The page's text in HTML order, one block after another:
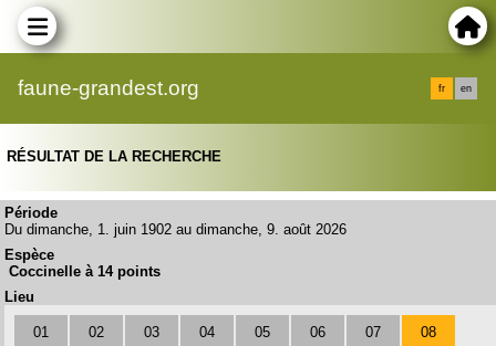
faune-grandest.org fr en
RÉSULTAT DE LA RECHERCHE
Période
Du dimanche, 1. juin 1902 au dimanche, 9. août 2026
Espèce
Coccinelle à 14 points
Lieu
01 02 03 04 05 06 07 08